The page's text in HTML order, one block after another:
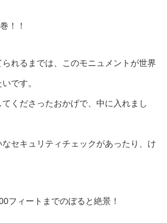
！！
れるまでは、このモニュメントが世界
です。
くださったおかげで、中に入れまし
セキュリティチェックがあったり、け
フィートまでのぼると絶景！